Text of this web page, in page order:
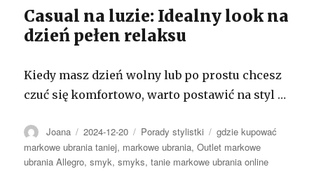
Casual na luzie: Idealny look na
dzień pełen relaksu
Kiedy masz dzień wolny lub po prostu chcesz
czuć się komfortowo, warto postawić na styl …
Autor
Joana Opublikowano
2024-12-20 Kategorie
Porady stylistki Tagi
gdzie kupować
markowe ubrania taniej, markowe ubrania,Outlet markowe
ubrania Allegro,smyk,smyks,tanie markowe ubrania online